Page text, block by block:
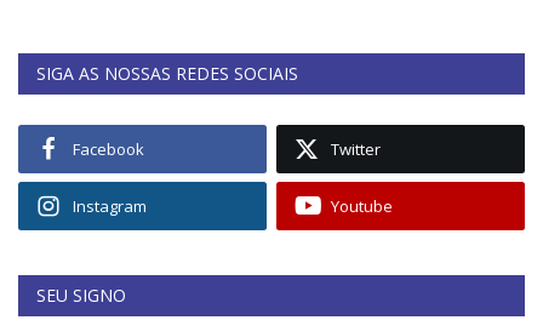
SIGA AS NOSSAS REDES SOCIAIS
Facebook Twitter
Instagram Youtube
SEU SIGNO